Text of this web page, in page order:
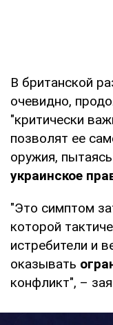
В британской
очевидно,
"критически
позволят ее
оружия,
украинское
"Это симптом
которой
истребители и
оказывать
конфликт", –